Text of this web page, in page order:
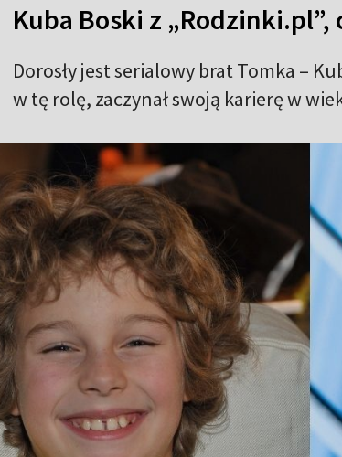
Kuba Boski z
Dorosły jest serialowy brat Tomka –
w tę rolę, zaczynał swoją karierę w